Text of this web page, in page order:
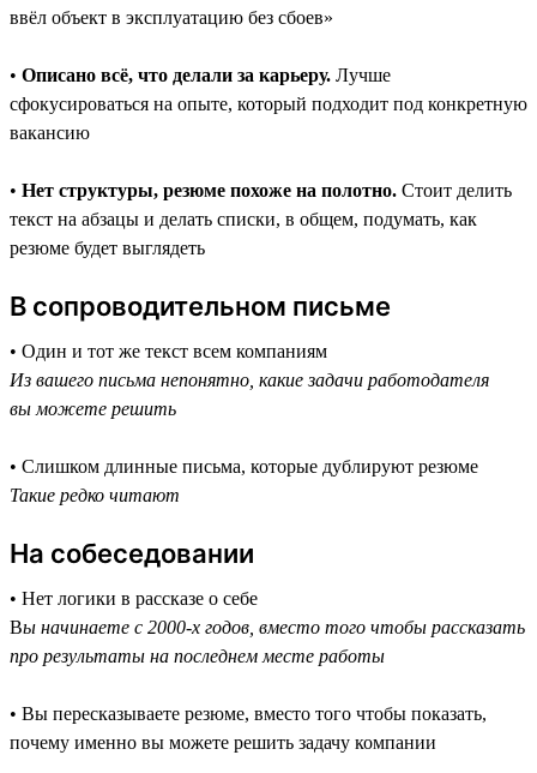
ввёл объект в эксплуатацию без сбоев»
• Описано всё, что делали за карьеру. Лучше
сфокусироваться на опыте, который подходит под конкретную
вакансию
• Нет структуры, резюме похоже на полотно. Стоит делить
текст на абзацы и делать списки, в общем, подумать, как
резюме будет выглядеть
В сопроводительном письме
• Один и тот же текст всем компаниям
Из вашего письма непонятно, какие задачи работодателя
вы можете решить
• Слишком длинные письма, которые дублируют резюме
Такие редко читают
На собеседовании
• Нет логики в рассказе о себе
Вы начинаете с 2000-х годов, вместо того чтобы рассказать
про результаты на последнем месте работы
• Вы пересказываете резюме, вместо того чтобы показать,
почему именно вы можете решить задачу компании